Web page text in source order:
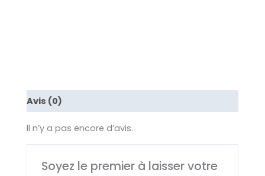
Avis (0)
Il n’y a pas encore d’avis.
Soyez le premier à laisser votre